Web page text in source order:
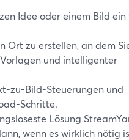
Idee oder einem Bild
Ort zu erstellen, an dem
und intelligenter
zu-Bild-Steuerungen und
Schritte.
Lösung
wenn es wirklich nötig